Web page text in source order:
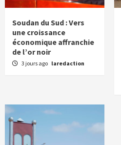
Soudan du Sud : Vers
une croissance
économique affranchie
de l’or noir
3 jours ago laredaction